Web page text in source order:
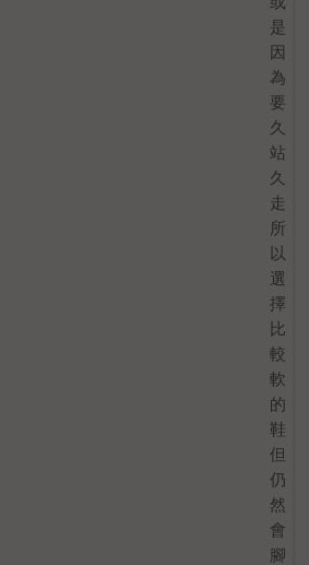
是
因
為
要
久
站
久
走
所
以
選
擇
比
較
軟
的
鞋，
但
仍
然
會
腳